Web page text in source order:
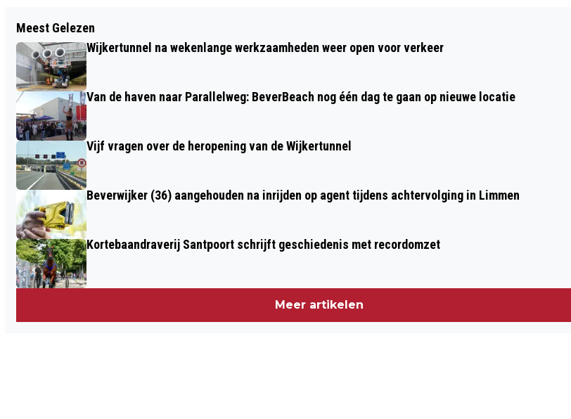
NIEUWE JAAR: NA REGEN KOMT...
JANUARI BEGINT ZACHT, DAARNA
KANS OP KOUD WINTERWEER
ONWEER EN HAGEL IN HET WESTEN
Meest Gelezen
Wijkertunnel na wekenlange werkzaamheden weer open voor verkeer
Van de haven naar Parallelweg: BeverBeach nog één dag te gaan op nieuwe locatie
Vijf vragen over de heropening van de Wijkertunnel
Beverwijker (36) aangehouden na inrijden op agent tijdens achtervolging in Limmen
Kortebaandraverij Santpoort schrijft geschiedenis met recordomzet
Meer artikelen